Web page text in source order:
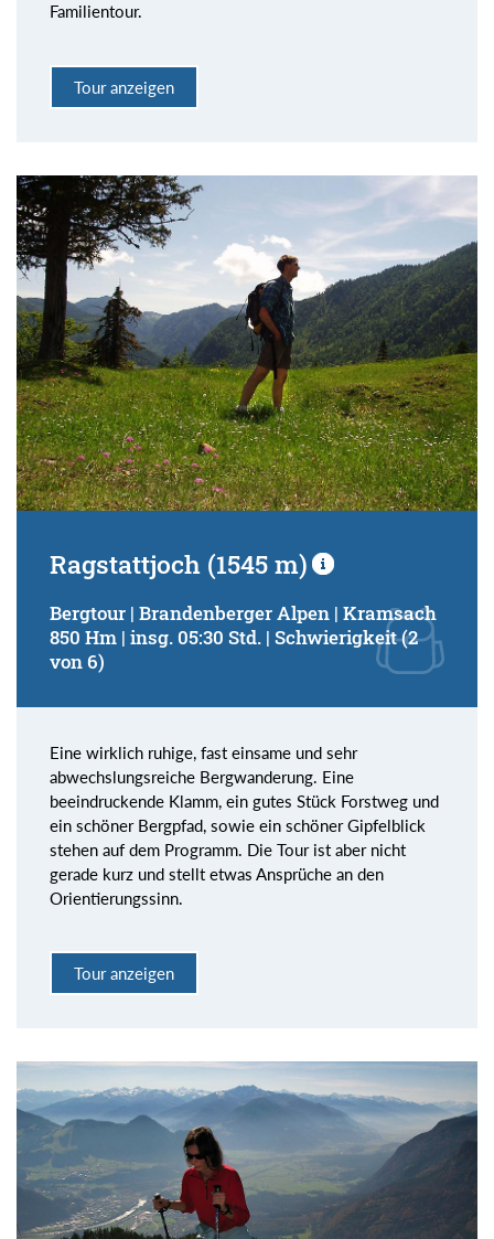
Familientour.
Tour anzeigen
Ragstattjoch (1545 m)
Bergtour | Brandenberger Alpen | Kramsach
850 Hm | insg. 05:30 Std. | Schwierigkeit (2
von 6)
Eine wirklich ruhige, fast einsame und sehr
abwechslungsreiche Bergwanderung. Eine
beeindruckende Klamm, ein gutes Stück Forstweg und
ein schöner Bergpfad, sowie ein schöner Gipfelblick
stehen auf dem Programm. Die Tour ist aber nicht
gerade kurz und stellt etwas Ansprüche an den
Orientierungssinn.
Tour anzeigen